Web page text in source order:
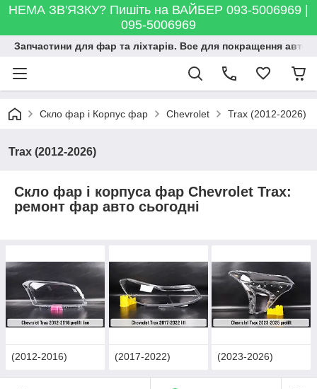
НЕМА ЗВ'ЯЗКУ? Пишіть на ВАЙБЕР 093-5006969 |
095-5006969
Запчастини для фар та ліхтарів. Все для покращення
Скло фар і Корпус фар Chevrolet Trax (2012-2026)
Trax (2012-2026)
Скло фар і корпуса фар Chevrolet Trax:
ремонт фар авто сьогодні
(2012-2016) (2017-2022) (2023-2026)